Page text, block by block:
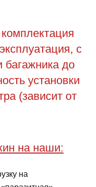
с
багажника до
установки
(зависит от
на наши:
на